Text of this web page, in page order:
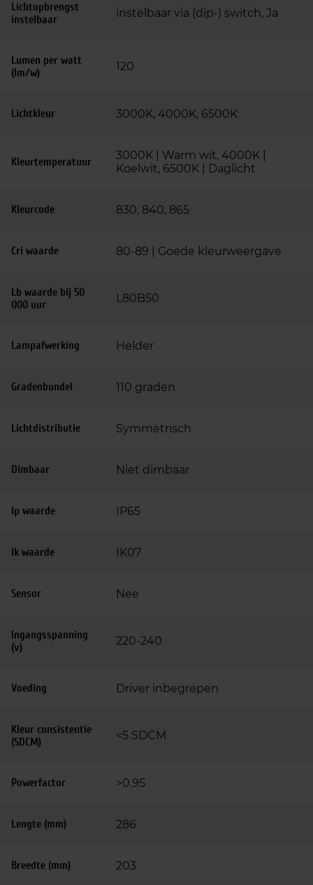
Lichtopbrengst
instelbaar
instelbaar via (dip-) switch, Ja
Lumen per watt
(lm/w)
120
Lichtkleur 3000K, 4000K, 6500K
Kleurtemperatuur
3000K | Warm wit, 4000K |
Koelwit, 6500K | Daglicht
Kleurcode 830, 840, 865
Cri waarde 80-89 | Goede kleurweergave
Lb waarde bij 50
000 uur
L80B50
Lampafwerking Helder
Gradenbundel 110 graden
Lichtdistributie Symmetrisch
Dimbaar Niet dimbaar
Ip waarde IP65
Ik waarde IK07
Sensor Nee
Ingangsspanning
(v)
220-240
Voeding Driver inbegrepen
Kleur consistentie
(SDCM)
<5 SDCM
Powerfactor >0.95
Lengte (mm) 286
Breedte (mm) 203